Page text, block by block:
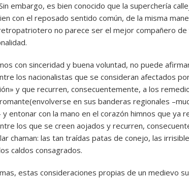
embargo, es bien conocido que la superchería
con el reposado sentido común, de la misma
no parece ser el mejor compañero de
con sinceridad y buena voluntad, no puede
los nacionalistas que se consideran afectados
y que recurren, consecuentemente, a los
en sus banderas regionales
y entonar con la mano en el corazón himnos que ya
los que se creen aojados y recurren,
chaman: las tan traídas patas de conejo, las
caldos consagrados.
estas consideraciones propias de un medievo